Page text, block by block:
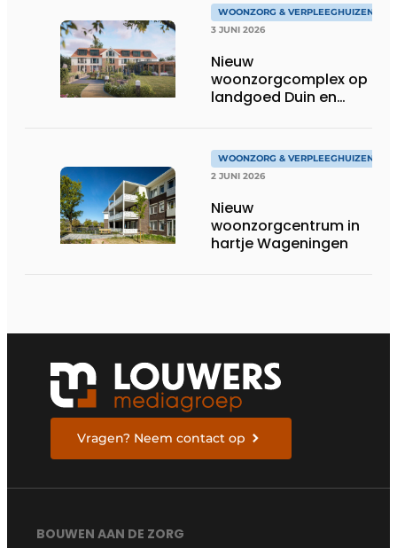
WOONZORG & VERPLEEGHUIZEN
3 JUNI 2026
Nieuw
woonzorgcomplex op
landgoed Duin en
WOONZORG & VERPLEEGHUIZEN
2 JUNI 2026
Nieuw
woonzorgcentrum in
hartje Wageningen
Vragen? Neem contact op
BOUWEN AAN DE ZORG